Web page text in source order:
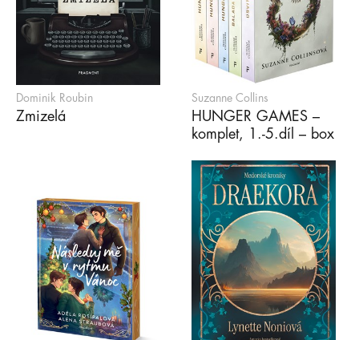
Dominik Roubin
Zmizelá
Suzanne Collins
HUNGER GAMES –
komplet, 1.-5.díl – box